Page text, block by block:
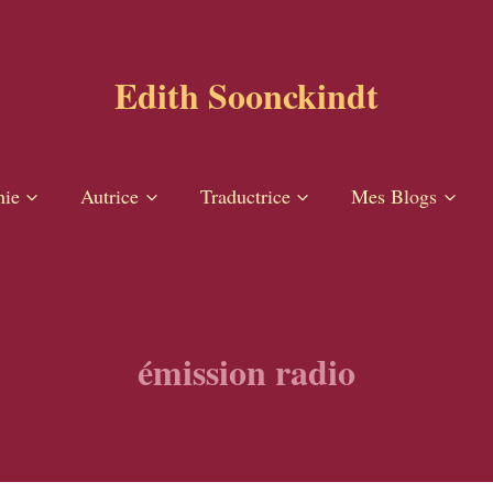
Edith Soonckindt
Autrice Traductrice Mes Blogs
émission radio